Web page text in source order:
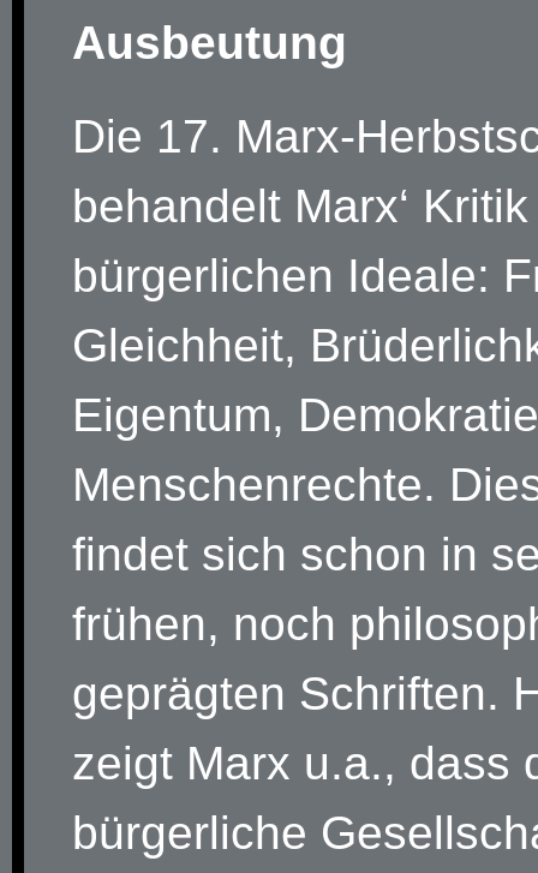
Ausbeutung
Die 17. Marx-
behandelt Marx‘
bürgerlichen Ideale:
Gleichheit,
Eigentum,
Menschenrechte.
findet sich schon in
frühen, noch
geprägten Schriften.
zeigt Marx u.a., dass
bürgerliche